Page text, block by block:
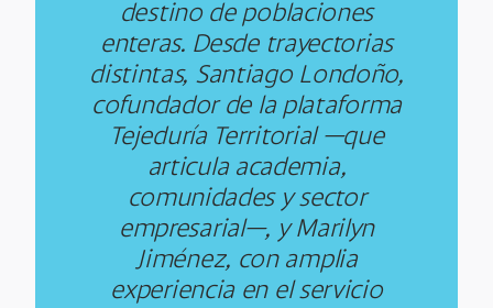
destino de poblaciones
enteras. Desde trayectorias
distintas, Santiago Londoño,
cofundador de la plataforma
Tejeduría Territorial —que
articula academia,
comunidades y sector
empresarial—, y Marilyn
Jiménez, con amplia
experiencia en el servicio